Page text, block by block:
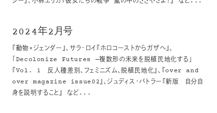
2024年2月号
『動物×ジェンダー』、サラ・ロイ『ホロコーストからガザへ』、
「Decolonize Futures —複数形の未来を脱植民地化する」
『Vol. 1 反人種差別、フェミニズム、脱植民地化』、『over and
over magazine issue02』、ジュディス・バトラー『新版 自分自
身を説明すること』 など...